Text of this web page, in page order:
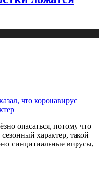
что коронавирус
опасаться, потому что
характер, такой
синцитиальные вирусы,